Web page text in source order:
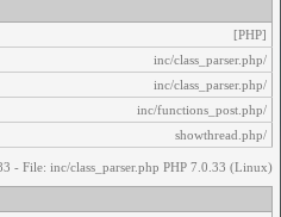
[PHP]
/inc/class_parser.php
/inc/class_parser.php
/inc/functions_post.php
/showthread.php
- File: inc/class_parser.php PHP 7.0.33 (Linux)